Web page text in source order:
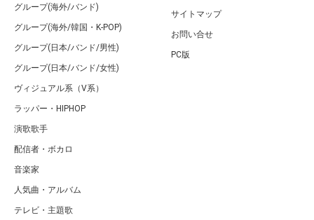
グループ(海外/バンド)
グループ(海外/韓国・K-POP)
グループ(日本/バンド/男性)
グループ(日本/バンド/女性)
ヴィジュアル系（V系）
ラッパー・HIPHOP
演歌歌手
配信者・ボカロ
音楽家
人気曲・アルバム
テレビ・主題歌
サイトマップ
お問い合せ
PC版